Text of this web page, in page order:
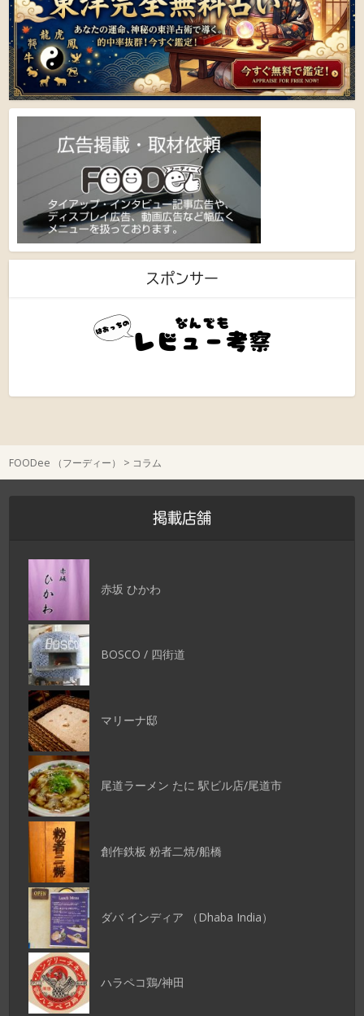
スポンサー
FOODee （フーディー） > コラム
掲載店舗
赤坂 ひかわ
BOSCO / 四街道
マリーナ邸
尾道ラーメン たに 駅ビル店/尾道市
創作鉄板 粉者二焼/船橋
ダバ インディア （Dhaba India）
ハラペコ鶏/神田